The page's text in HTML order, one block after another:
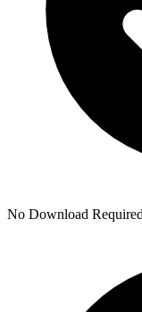
No Download Required